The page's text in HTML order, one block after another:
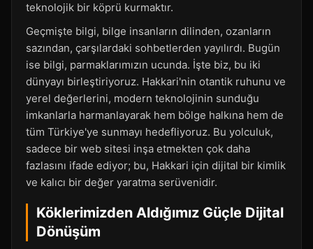
teknolojik bir köprü kurmaktır.
Geçmişte bilgi, bilge insanların dilinden, ozanların
sazından, çarşılardaki sohbetlerden yayılırdı. Bugün
ise bilgi, parmaklarımızın ucunda. İşte biz, bu iki
dünyayı birleştiriyoruz. Hakkari'nin otantik ruhunu ve
yerel değerlerini, modern teknolojinin sunduğu
imkanlarla harmanlayarak hem bölge halkına hem de
tüm Türkiye'ye sunmayı hedefliyoruz. Bu yolculuk,
sadece bir web sitesi inşa etmekten çok daha
fazlasını ifade ediyor; bu, Hakkari için dijital bir kimlik
ve kalıcı bir değer yaratma serüvenidir.
Köklerimizden Aldığımız Güçle Dijital
Dönüşüm